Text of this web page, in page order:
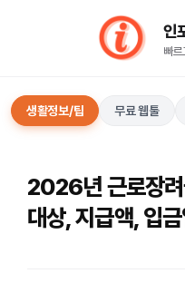
인
빠
생활정보/팁 무료 웹툴
2026년 근로장려
대상, 지급액, 입